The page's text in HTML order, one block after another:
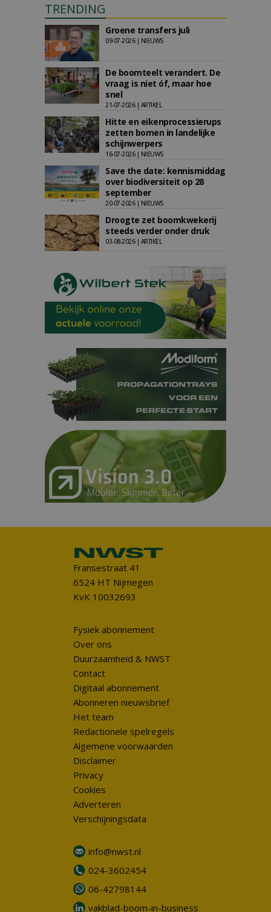
TRENDING
Groene transfers juli
09-07-2026 | NIEUWS
De boomteelt verandert. De
vraag is niet óf, maar hoe
snel
21-07-2026 | ARTIKEL
Hitte en eikenprocessierups
zetten bomen in landelijke
schijnwerpers
16-07-2026 | NIEUWS
Save the date: kennismiddag
over biodiversiteit op 28
september
20-07-2026 | NIEUWS
Droogte zet boomkwekerij
steeds verder onder druk
03-08-2026 | ARTIKEL
Fransestraat 41
6524 HT Nijmegen
KvK 10032693
Fysiek abonnement
Over ons
Duurzaamheid & NWST
Contact
Digitaal abonnement
Abonneren nieuwsbrief
Het team
Redactionele spelregels
Algemene voorwaarden
Disclaimer
Privacy
Cookies
Adverteren
Verschijningsdata
info@nwst.nl
024-3602454
06-42798144
vakblad-boom-in-business